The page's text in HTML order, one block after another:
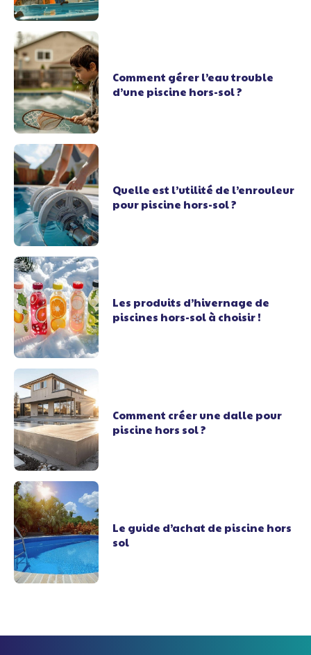
Comment gérer l’eau trouble
d’une piscine hors-sol ?
Quelle est l’utilité de l’enrouleur
pour piscine hors-sol ?
Les produits d’hivernage de
piscines hors-sol à choisir !
Comment créer une dalle pour
piscine hors sol ?
Le guide d’achat de piscine hors
sol